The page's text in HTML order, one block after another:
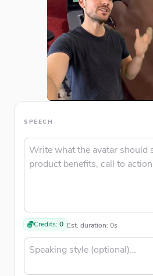
SPEECH
Credits: 0 Est. duration: 0s